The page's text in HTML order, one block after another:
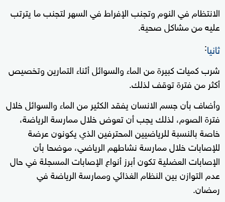
الانتظام في النوم وتجنب الإفراط في السهر لتجنب ما يترتب
عليه من مشاكل صحية.
ثانيا:
شرب كميات كبيرة من الماء والسوائل أثناء التمارين وتخصيص
أكثر من فترة توقف لذلك.
وأضاف بأن جسم الانسان يفقد الكثير من الماء والسوائل خلال
فترة الصوم، لذلك يجب أن تعوض خلال ممارسة الرياضة،
خاصة بالنسبة للرياضيين المحترفين الذي يكونون عرضة
للإصابات خلال ممارسة نشاطهم الرياضي، موضحا بأن
الإصابات العضلية تكون أبرز أنواع الإصابات المسجلة في حال
عدم التوازن بين النظام الغذائي وممارسة الرياضة في
رمضان.